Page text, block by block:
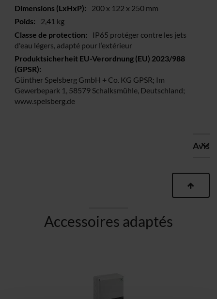
200 x 122 x 250 mm
2,41 kg
IP65 protéger contre les jets
d'eau légers, adapté pour l’extérieur
Günther Spelsberg GmbH + Co. KG GPSR; Im
Gewerbepark 1, 58579 Schalksmühle, Deutschland;
www.spelsberg.de
Avis
Accessoires adaptés